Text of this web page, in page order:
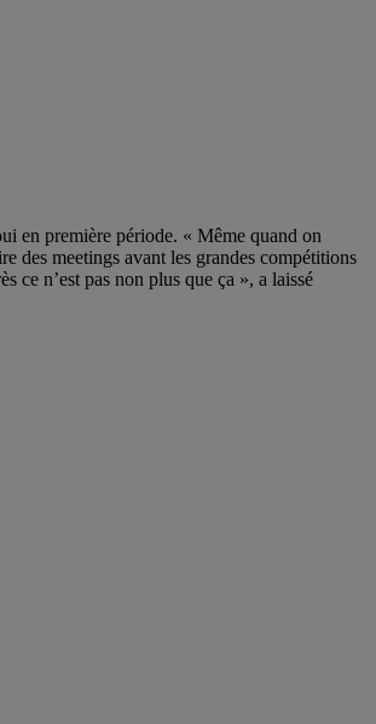
en première période. « Même quand on
des meetings avant les grandes compétitions
ce n’est pas non plus que ça », a laissé